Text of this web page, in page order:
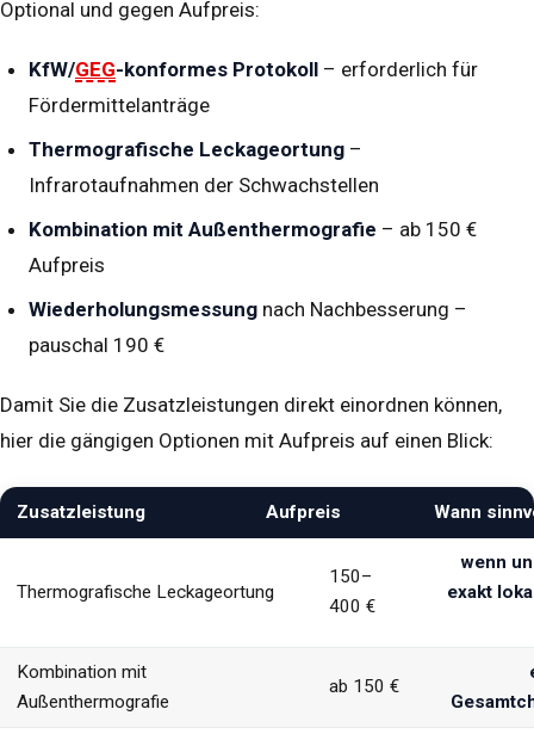
Optional und gegen Aufpreis:
KfW/GEG-konformes Protokoll – erforderlich für
Fördermittelanträge
Thermografische Leckageortung –
Infrarotaufnahmen der Schwachstellen
Kombination mit Außenthermografie – ab 150 €
Aufpreis
Wiederholungsmessung nach Nachbesserung –
pauschal 190 €
Damit Sie die Zusatzleistungen direkt einordnen können,
hier die gängigen Optionen mit Aufpreis auf einen Blick:
Zusatzleistung Aufpreis Wann
Thermografische Leckageortung
150–
400 €
wenn
exakt
Kombination mit
Außenthermografie
ab 150 €